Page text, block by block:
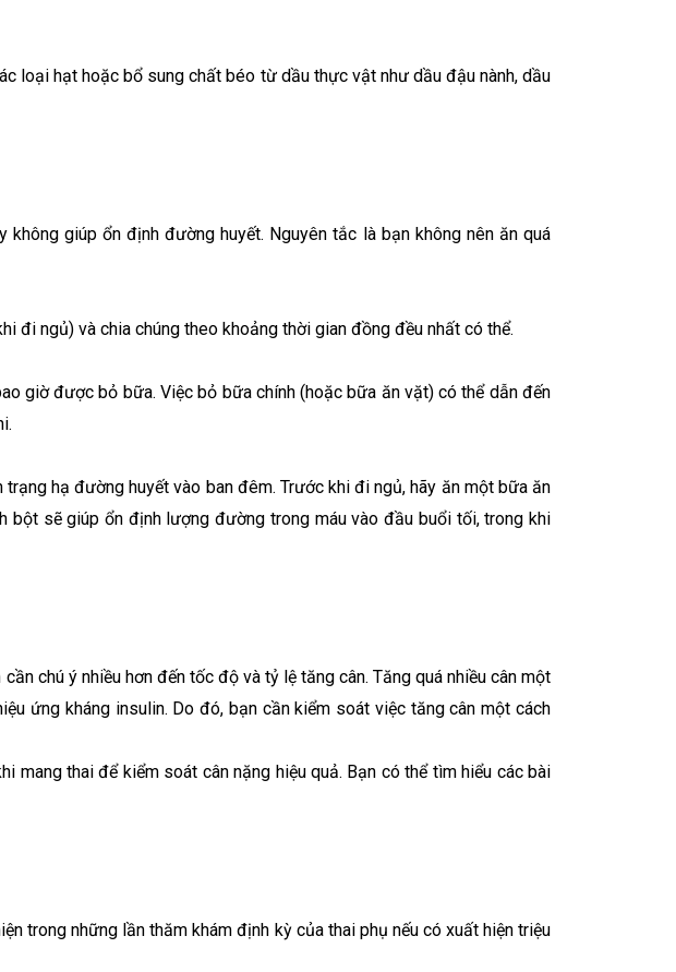
loại hạt hoặc bổ sung chất béo từ dầu thực vật như dầu đậu nành, dầu
giúp ổn định đường huyết. Nguyên tắc là bạn không nên ăn quá
đi ngủ) và chia chúng theo khoảng thời gian đồng đều nhất có thể.
giờ được bỏ bữa. Việc bỏ bữa chính (hoặc bữa ăn vặt) có thể dẫn đến
hạ đường huyết vào ban đêm. Trước khi đi ngủ, hãy ăn một bữa ăn
bột sẽ giúp ổn định lượng đường trong máu vào đầu buổi tối, trong khi
chú ý nhiều hơn đến tốc độ và tỷ lệ tăng cân. Tăng quá nhiều cân một
ứng kháng insulin. Do đó, bạn cần kiểm soát việc tăng cân một cách
thai để kiểm soát cân nặng hiệu quả. Bạn có thể tìm hiểu các bài
trong những lần thăm khám định kỳ của thai phụ nếu có xuất hiện triệu